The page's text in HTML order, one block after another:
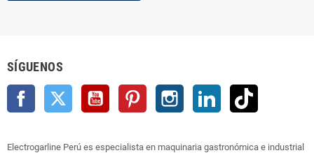
SÍGUENOS
Facebook Twitter YouTube Pinterest Instagram LinkedIn
Electrogarline Perú es especialista en maquinaria gastronómica e industrial